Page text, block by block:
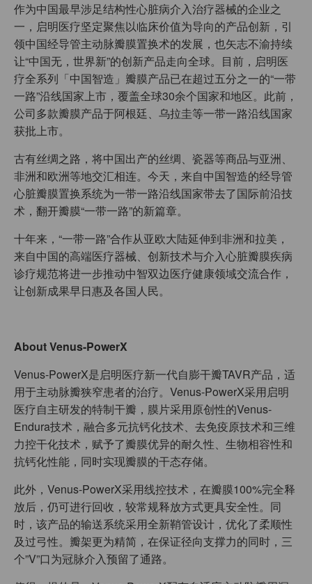
作为中国最早涉足结构性心脏病介入治疗器械的企业之
一，启明医疗坚定聚焦以临床价值为导向的产品创新，引
领中国经导管主动脉瓣膜置换术的发展，也矢志不渝持续
让“中国无，世界新”的创新产品走向全球。目前，启明医
疗全系列「中国智造」瓣膜产品已在超过五分之一的“一带
一路”沿线国家上市，覆盖全球30余个国家和地区。此前，
公司多款瓣膜产品于阿根廷、乌拉圭等一带一路沿线国家
获批上市。
古有丝绸之路，将中国出产的丝绸、瓷器等商品与亚洲、
非洲和欧洲等地交汇相连。今天，来自中国智造的经导管
心脏瓣膜置换系统为一带一路沿线国家带去了国际前沿技
术，翻开瓣膜“一带一路”的新篇章。
十年来，“一带一路”合作从亚欧大陆延伸到非洲和拉美，
来自中国的高端医疗器械、创新技术与介入心脏瓣膜疾病
诊疗规范将进一步推动中智双边医疗健康领域交流合作，
让创新成果早日惠及各国人民。
About Venus-PowerX
Venus-PowerX是启明医疗新一代自膨干瓣TAVR产品，适
用于主动脉瓣狭窄患者的治疗。Venus-PowerX采用启明
医疗自主研发的特制干瓣，膜片采用原创性的Venus-
Endura技术，融合多元抗钙化技术、去免疫原技术和三维
力控干化技术，赋予了瓣膜优异的耐久性、生物相容性和
抗钙化性能，同时实现瓣膜的干态存储。
此外，Venus-PowerX采用线控技术，在瓣膜100%完全释
放后，仍可进行回收，较常规释放方式更具安全性。同
时，该产品的输送系统采用全新鞘管设计，优化了柔顺性
及过弓性。瓣架更为精简，在保证径向支撑力的同时，三
个”V”口为冠脉介入预留了通路。